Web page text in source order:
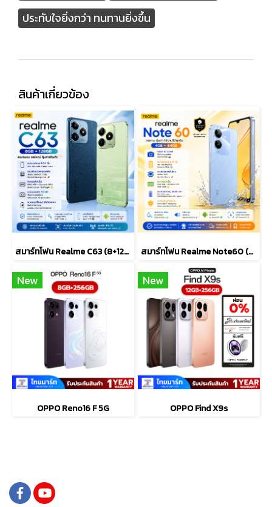
ประทับใจยิ่งกว่า ทนทานยิ่งขึ้น
สินค้าเกี่ยวข้อง
สมาร์ทโฟน Realme C63 (8+128GB) สมาร์ทโฟน Realme Note60 (4+64GB)
New
OPPO Reno16 F 5G
New
OPPO Find X9s